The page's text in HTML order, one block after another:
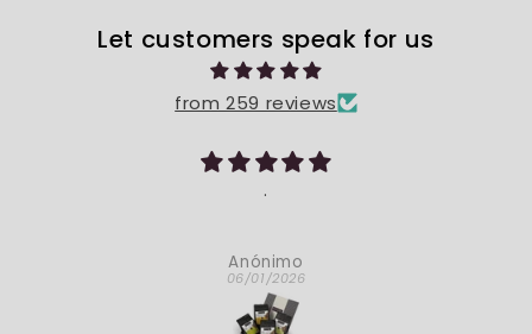
Let customers speak for us
from 259 reviews
.
Anónimo
06/01/2026